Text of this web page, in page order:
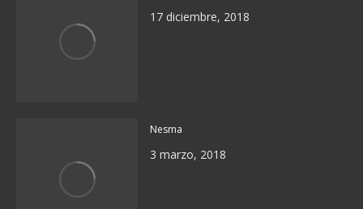
17 diciembre, 2018
Nesma
3 marzo, 2018